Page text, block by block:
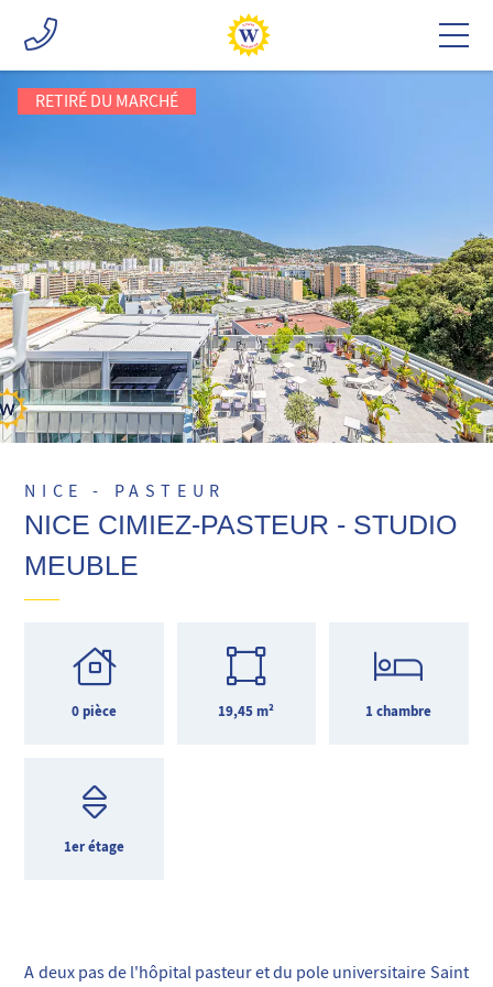
RETIRÉ DU MARCHÉ
NICE - PASTEUR
NICE CIMIEZ-PASTEUR - STUDIO
MEUBLE
0 pièce 19,45 m² 1 chambre
1er étage
A deux pas de l'hôpital pasteur et du pole universitaire Saint